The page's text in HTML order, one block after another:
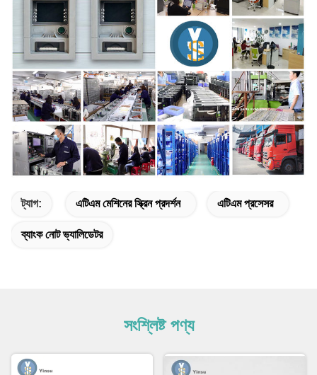
ট্যাগ: এটিএম মেশিনের স্ক্রিন প্রদর্শন এটিএম প্রসেসর
ব্যাংক নোট ভ্যালিডেটর
সংশ্লিষ্ট পণ্য